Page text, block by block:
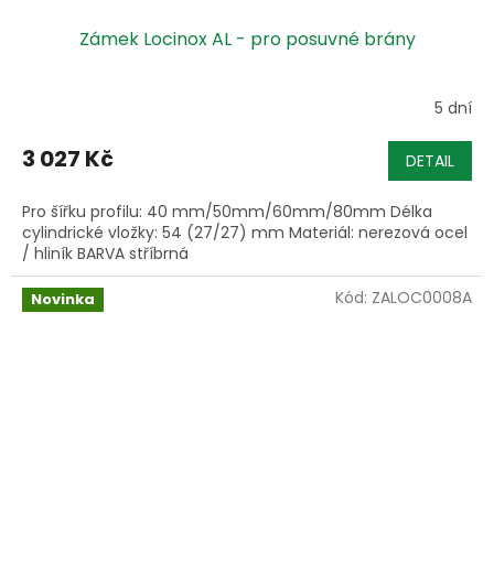
Zámek Locinox AL - pro posuvné brány
5 dní
3 027 Kč DETAIL
Pro šířku profilu: 40 mm/50mm/60mm/80mm Délka
cylindrické vložky: 54 (27/27) mm Materiál: nerezová ocel
/ hliník BARVA stříbrná
Novinka Kód: ZALOC0008A